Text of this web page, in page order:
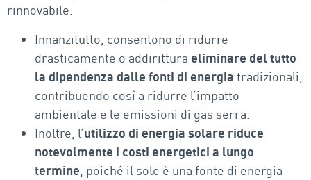
rinnovabile.
Innanzitutto, consentono di ridurre
drasticamente o addirittura eliminare del tutto
la dipendenza dalle fonti di energia tradizionali,
contribuendo così a ridurre l’impatto
ambientale e le emissioni di gas serra.
Inoltre, l’utilizzo di energia solare riduce
notevolmente i costi energetici a lungo
termine , poiché il sole è una fonte di energia